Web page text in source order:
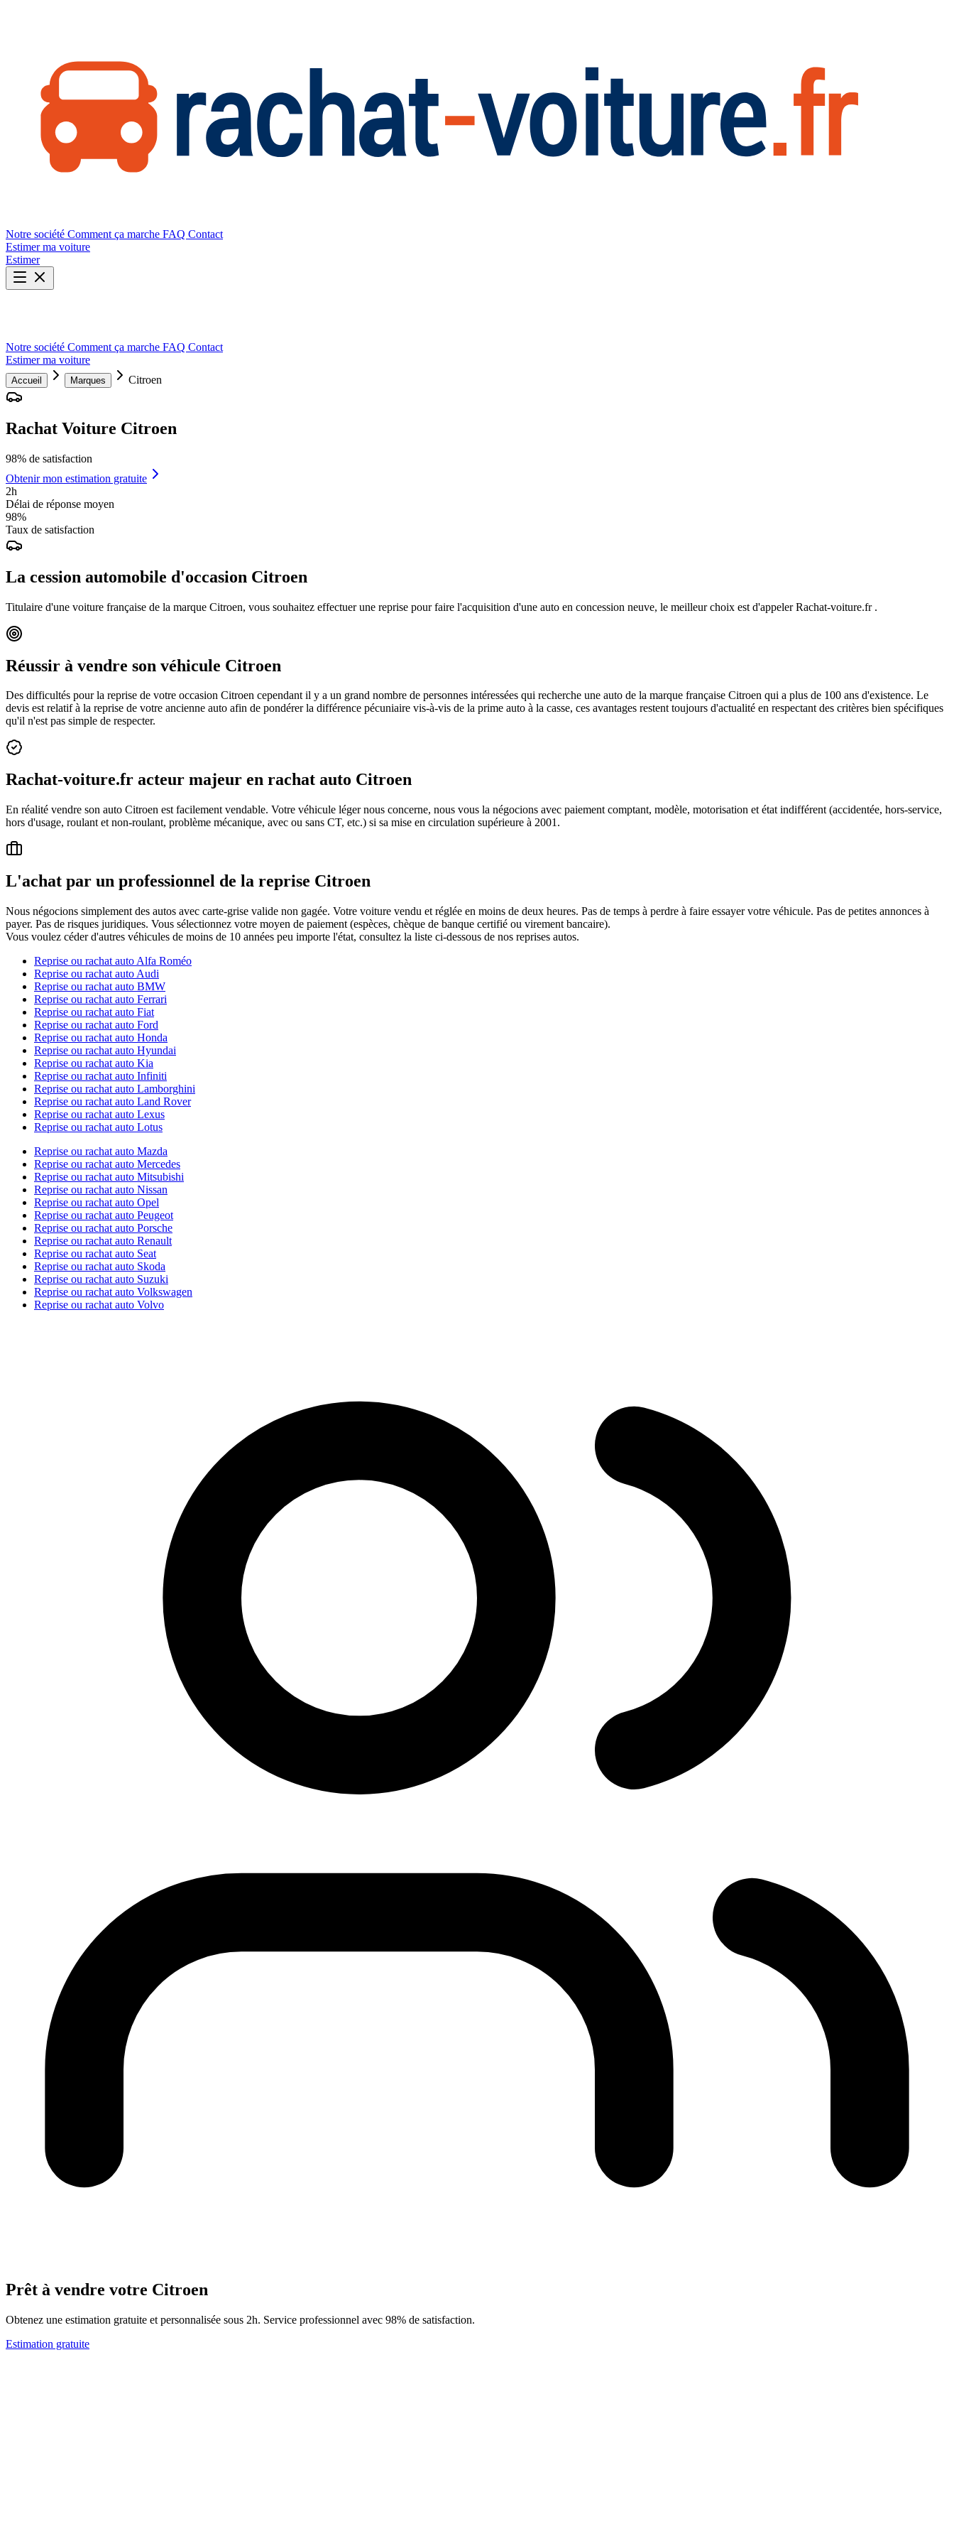
Notre société Comment ça marche FAQ Contact
Estimer ma voiture
Estimer
Notre société Comment ça marche FAQ Contact
Estimer ma voiture
Accueil Marques Citroen
Rachat Voiture Citroen
98% de satisfaction
Obtenir mon estimation gratuite
2h
Délai de réponse moyen
98%
Taux de satisfaction
La cession automobile d'occasion Citroen
Titulaire d'une voiture française de la marque Citroen, vous souhaitez effectuer une reprise pour faire l'acquisition d'une auto en concession neuve, le meilleur choix est d'appeler Rachat-voiture.fr .
Réussir à vendre son véhicule Citroen
Des difficultés pour la reprise de votre occasion Citroen cependant il y a un grand nombre de personnes intéressées qui recherche une auto de la marque française Citroen qui a plus de 100 ans d'existence. Le
devis est relatif à la reprise de votre ancienne auto afin de pondérer la différence pécuniaire vis-à-vis de la prime auto à la casse, ces avantages restent toujours d'actualité en respectant des critères bien spécifiques
qu'il n'est pas simple de respecter.
Rachat-voiture.fr acteur majeur en rachat auto Citroen
En réalité vendre son auto Citroen est facilement vendable. Votre véhicule léger nous concerne, nous vous la négocions avec paiement comptant, modèle, motorisation et état indifférent (accidentée, hors-service,
hors d'usage, roulant et non-roulant, problème mécanique, avec ou sans CT, etc.) si sa mise en circulation supérieure à 2001.
L'achat par un professionnel de la reprise Citroen
Nous négocions simplement des autos avec carte-grise valide non gagée. Votre voiture vendu et réglée en moins de deux heures. Pas de temps à perdre à faire essayer votre véhicule. Pas de petites annonces à
payer. Pas de risques juridiques. Vous sélectionnez votre moyen de paiement (espèces, chèque de banque certifié ou virement bancaire).
Vous voulez céder d'autres véhicules de moins de 10 années peu importe l'état, consultez la liste ci-dessous de nos reprises autos.
Reprise ou rachat auto Alfa Roméo
Reprise ou rachat auto Audi
Reprise ou rachat auto BMW
Reprise ou rachat auto Ferrari
Reprise ou rachat auto Fiat
Reprise ou rachat auto Ford
Reprise ou rachat auto Honda
Reprise ou rachat auto Hyundai
Reprise ou rachat auto Kia
Reprise ou rachat auto Infiniti
Reprise ou rachat auto Lamborghini
Reprise ou rachat auto Land Rover
Reprise ou rachat auto Lexus
Reprise ou rachat auto Lotus
Reprise ou rachat auto Mazda
Reprise ou rachat auto Mercedes
Reprise ou rachat auto Mitsubishi
Reprise ou rachat auto Nissan
Reprise ou rachat auto Opel
Reprise ou rachat auto Peugeot
Reprise ou rachat auto Porsche
Reprise ou rachat auto Renault
Reprise ou rachat auto Seat
Reprise ou rachat auto Skoda
Reprise ou rachat auto Suzuki
Reprise ou rachat auto Volkswagen
Reprise ou rachat auto Volvo
Prêt à vendre votre Citroen
Obtenez une estimation gratuite et personnalisée sous 2h. Service professionnel avec 98% de satisfaction.
Estimation gratuite